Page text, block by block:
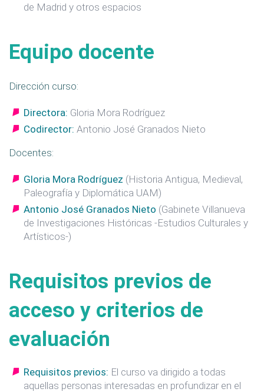
de Madrid y otros espacios
Equipo docente
Dirección curso:
Directora: Gloria Mora Rodríguez
Codirector: Antonio José Granados Nieto
Docentes:
Gloria Mora Rodríguez (Historia Antigua, Medieval,
Paleografía y Diplomática UAM)
Antonio José Granados Nieto (Gabinete Villanueva
de Investigaciones Históricas -Estudios Culturales y
Artísticos-)
Requisitos previos de
acceso y criterios de
evaluación
Requisitos previos: El curso va dirigido a todas
aquellas personas interesadas en profundizar en el